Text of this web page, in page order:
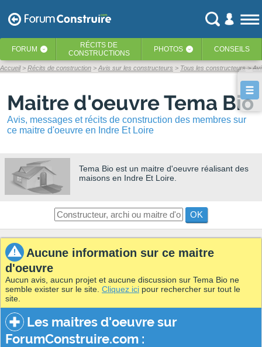
FORUM ‹ RÉCITS DE
CONSTRUCTIONS
PHOTOS ‹ CONSEILS
Accueil Récits de construction Avis sur les constructeurs Tous les constructeurs
Maitre d'oeuvre Tema Bio
Avis, messages et récits de construction des membres sur
ce maitre d'oeuvre en Indre Et Loire
Tema Bio est un maitre d'oeuvre réalisant des
maisons en Indre Et Loire.
OK
Aucune information sur ce maitre
d'oeuvre
Aucun avis, aucun projet et aucune discussion sur Tema Bio ne
semble exister sur le site. Cliquez ici pour rechercher sur tout le
site.
Les maitres d'oeuvre sur
ForumConstruire.com :